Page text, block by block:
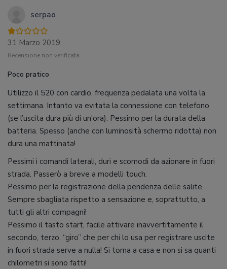
serpao
31 Marzo 2019
Recensione non verificata
Poco pratico
Utilizzo il 520 con cardio, frequenza pedalata una volta la
settimana. Intanto va evitata la connessione con telefono
(se l’uscita dura più di un'ora). Pessimo per la durata della
batteria. Spesso (anche con luminosità schermo ridotta) non
dura una mattinata!
Pessimi i comandi laterali, duri e scomodi da azionare in fuori
strada. Passerò a breve a modelli touch.
Pessimo per la registrazione della pendenza delle salite.
Sempre sbagliata rispetto a sensazione e, soprattutto, a
tutti gli altri compagni!
Pessimo il tasto start, facile attivare inavvertitamente il
secondo, terzo, “giro” che per chi lo usa per registrare uscite
in fuori strada serve a nulla! Si torna a casa e non si sa quanti
chilometri si sono fatti!